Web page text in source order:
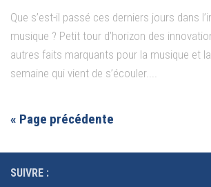
Que s’est-il passé ces derniers jours dans
musique ? Petit tour d’horizon des
autres faits marquants pour la musique et
semaine qui vient de s’écouler....
« Page précédente
SUIVRE :